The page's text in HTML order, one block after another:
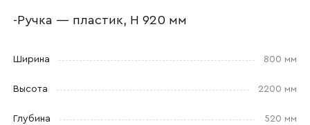
-Ручка — пластик, Н 920 мм
Ширина 800 мм
Высота 2200 мм
Глубина 520 мм
Отправить
политикой конфиденциальности